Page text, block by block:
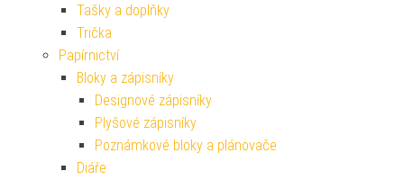
Tašky a doplňky
Trička
Papírnictví
Bloky a zápisníky
Designové zápisníky
Plyšové zápisníky
Poznámkové bloky a plánovače
Diáře